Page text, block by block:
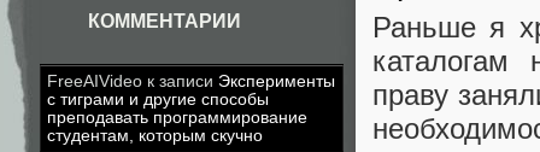
КОММЕНТАРИИ
FreeAIVideo к записи Эксперименты
с тиграми и другие способы
преподавать программирование
студентам, которым скучно
Раньше я
праву